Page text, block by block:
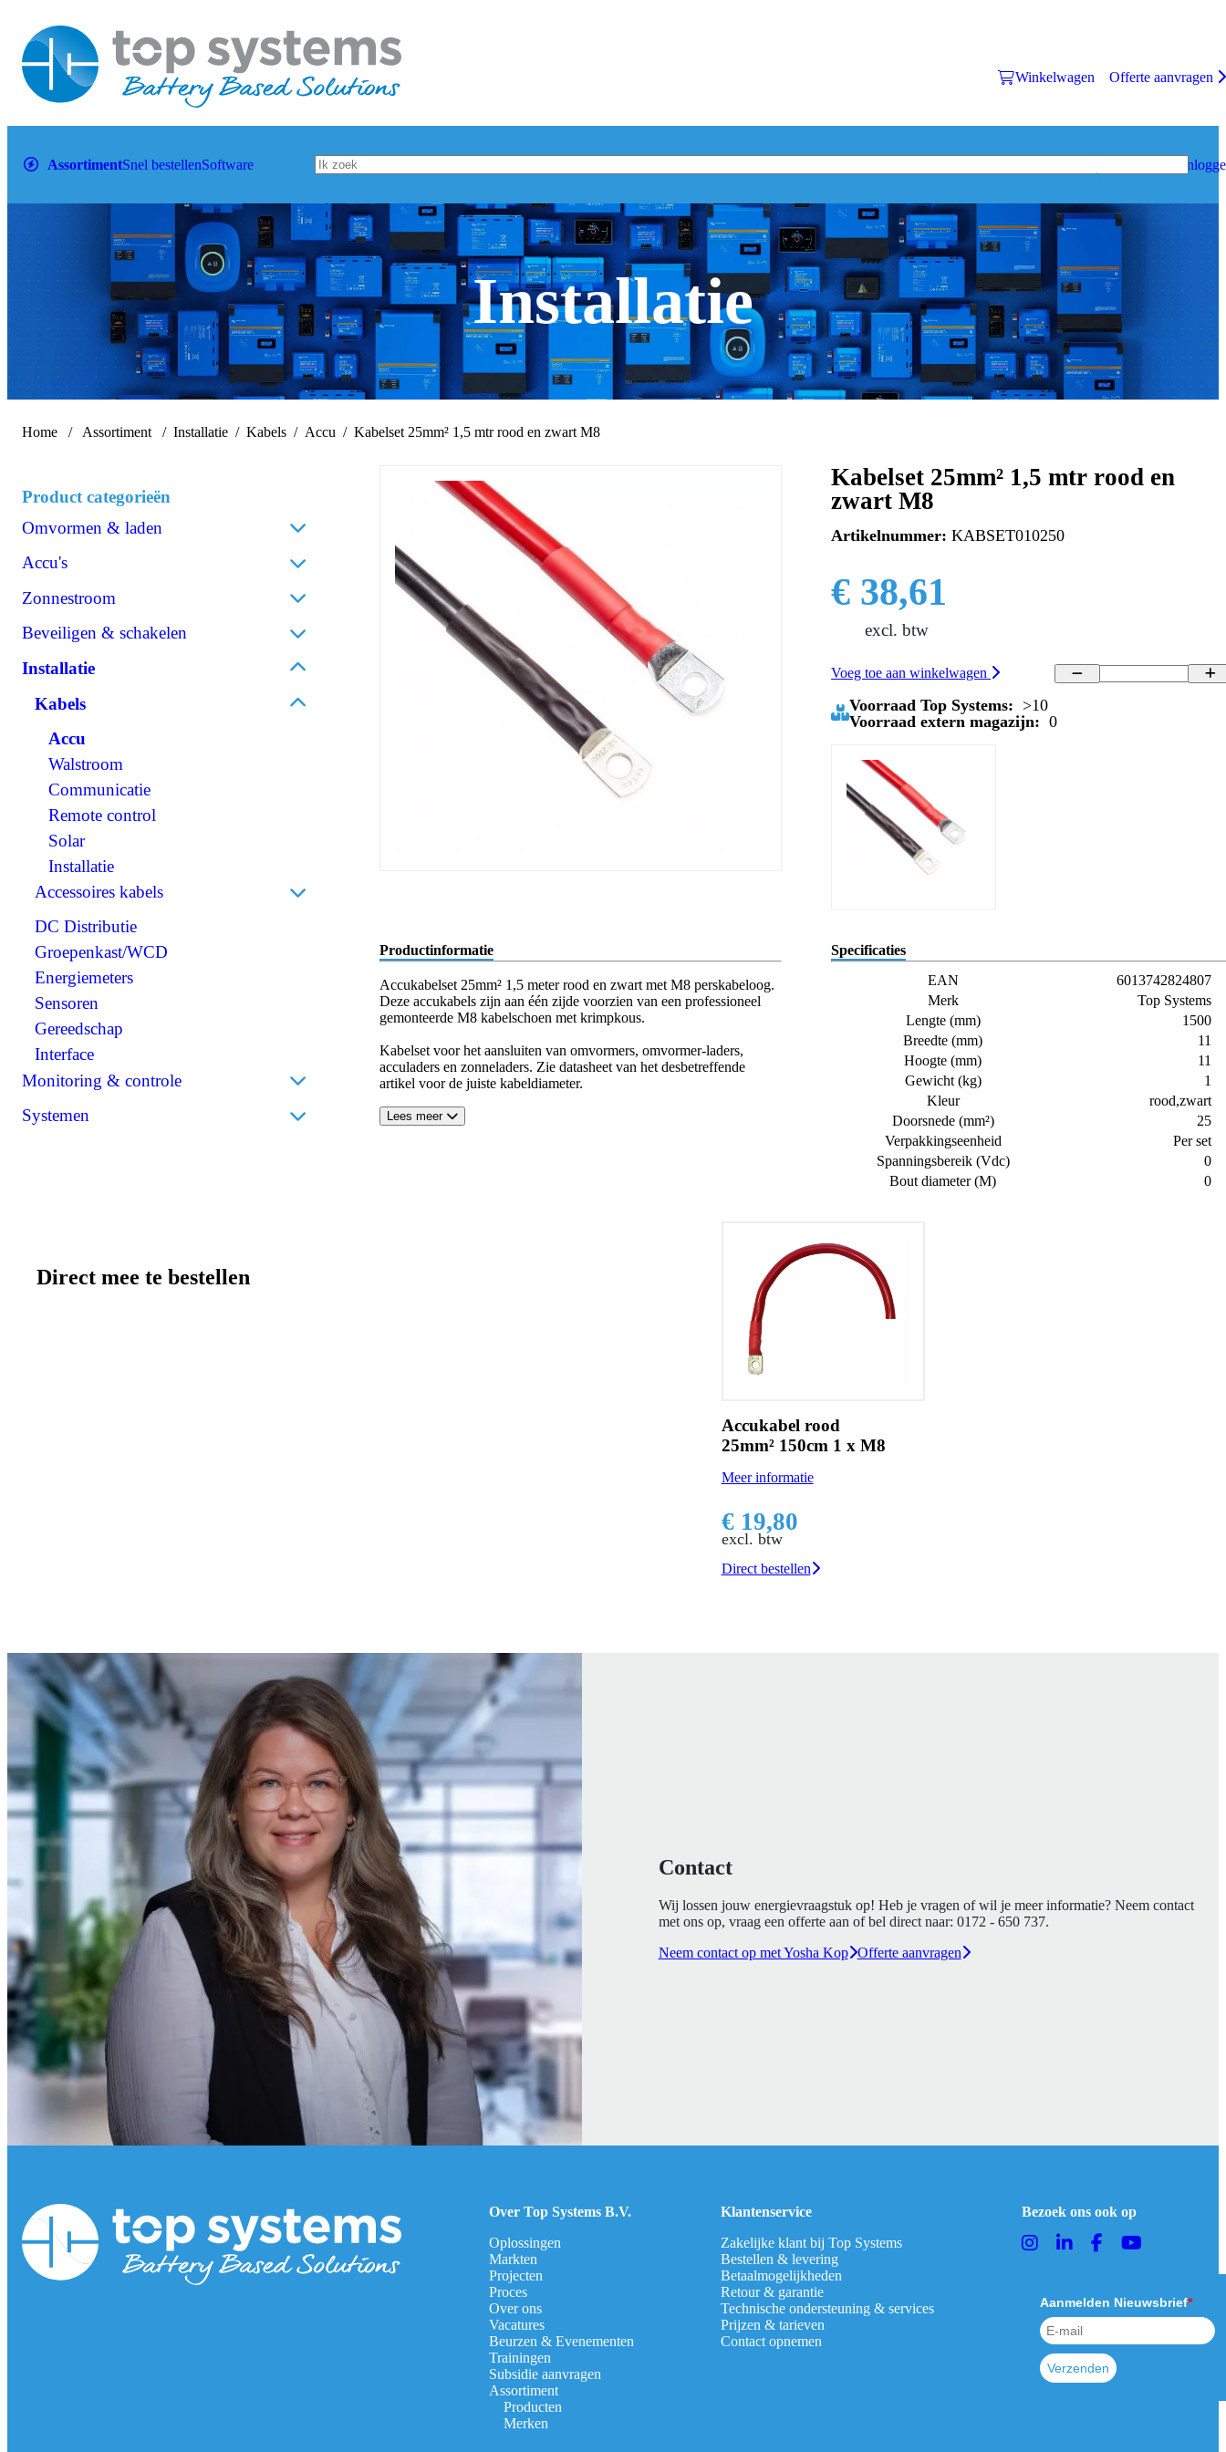
Winkelwagen Offerte aanvragen
AssortimentSnel bestellenSoftware
Installatie
Home Assortiment Installatie Kabels Accu Kabelset 25mm² 1,5 mtr rood en zwart M8
Product categorieën
Omvormen & laden
Acculaders
Omvormen/laden combi
Omvormen DC/AC
120V Producten
IEC/UK Producten
Accessoires Omvormen & laden
Accu's
Lithium
AGM
Spiraalcel
Tractie
OPzS
OPzV
Accessoires accu's
Zonnestroom
Zonnepanelen
Omvormers zonnepanelen
Beveiligen & schakelen
Omschakelautomaten
Isolatiebewakers
Zekeringhouders
Schakelaars
Relais
Scheidingstransformatoren
BMS (Battery Management System)
Installatie
Kabels
Accu
Walstroom
Communicatie
Remote control
Solar
Installatie
Accessoires kabels
Perskabelogen
Accuklemmen
Isolatiekappen
Stekkers
Krimpkousen
DC Distributie
Groepenkast/WCD
Energiemeters
Sensoren
Gereedschap
Interface
Monitoring & controle
Accumonitors
Systemen
Kabelset 25mm² 1,5 mtr rood en
zwart M8
Artikelnummer: KABSET010250
€ 38,61
excl. btw
Voeg toe aan winkelwagen
Voorraad Top Systems: >10
Voorraad extern magazijn: 0
Productinformatie
Accukabelset 25mm² 1,5 meter rood en zwart met M8 perskabeloog.
Deze accukabels zijn aan één zijde voorzien van een professioneel
gemonteerde M8 kabelschoen met krimpkous.
Kabelset voor het aansluiten van omvormers, omvormer-laders,
acculaders en zonneladers. Zie datasheet van het desbetreffende
artikel voor de juiste kabeldiameter.
Lees meer
Specificaties
EAN
6013742824807
Merk
Top Systems
Lengte (mm)
1500
Breedte (mm)
11
Hoogte (mm)
11
Gewicht (kg)
1
Kleur
rood,zwart
Doorsnede (mm²)
25
Verpakkingseenheid
Per set
Spanningsbereik (Vdc)
0
Bout diameter (M)
0
Direct mee te bestellen
Accukabel rood
25mm² 150cm 1 x M8
Meer informatie
€ 19,80
excl. btw
Direct bestellen
Contact
Wij lossen jouw energievraagstuk op! Heb je vragen of wil je meer informatie? Neem contact
met ons op, vraag een offerte aan of bel direct naar: 0172 - 650 737.
Neem contact op met Yosha Kop Offerte aanvragen
Over Top Systems B.V.
Oplossingen
Markten
Projecten
Proces
Over ons
Vacatures
Beurzen & Evenementen
Trainingen
Subsidie aanvragen
Assortiment
Producten
Merken
Klantenservice
Zakelijke klant bij Top Systems
Bestellen & levering
Betaalmogelijkheden
Retour & garantie
Technische ondersteuning & services
Prijzen & tarieven
Contact opnemen
Bezoek ons ook op
Aanmelden Nieuwsbrief*
Verzenden